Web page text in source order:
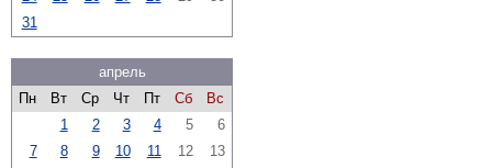
31
апрель
Пн
Вт Ср Чт Пт Сб
Вс
1
2 3 4 5
6
7
8 9 10 11 12
13